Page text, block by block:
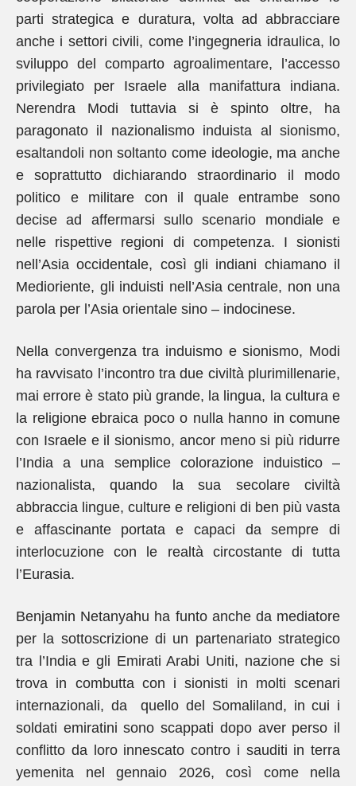
parti strategica e duratura, volta ad abbracciare
anche i settori civili, come l’ingegneria idraulica, lo
sviluppo del comparto agroalimentare, l’accesso
privilegiato per Israele alla manifattura indiana.
Nerendra Modi tuttavia si è spinto oltre, ha
paragonato il nazionalismo induista al sionismo,
esaltandoli non soltanto come ideologie, ma anche
e soprattutto dichiarando straordinario il modo
politico e militare con il quale entrambe sono
decise ad affermarsi sullo scenario mondiale e
nelle rispettive regioni di competenza. I sionisti
nell’Asia occidentale, così gli indiani chiamano il
Medioriente, gli induisti nell’Asia centrale, non una
parola per l’Asia orientale sino – indocinese.
Nella convergenza tra induismo e sionismo, Modi
ha ravvisato l’incontro tra due civiltà plurimillenarie,
mai errore è stato più grande, la lingua, la cultura e
la religione ebraica poco o nulla hanno in comune
con Israele e il sionismo, ancor meno si più ridurre
l’India a una semplice colorazione induistico –
nazionalista, quando la sua secolare civiltà
abbraccia lingue, culture e religioni di ben più vasta
e affascinante portata e capaci da sempre di
interlocuzione con le realtà circostante di tutta
l’Eurasia.
Benjamin Netanyahu ha funto anche da mediatore
per la sottoscrizione di un partenariato strategico
tra l’India e gli Emirati Arabi Uniti, nazione che si
trova in combutta con i sionisti in molti scenari
internazionali, da quello del Somaliland, in cui i
soldati emiratini sono scappati dopo aver perso il
conflitto da loro innescato contro i sauditi in terra
yemenita nel gennaio 2026, così come nella